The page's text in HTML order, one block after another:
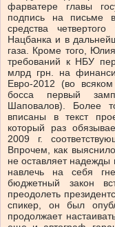
фарватере главы
подпись на письме
средства
Нацбанка и в
газа. Кроме того,
требований к НБУ
млрд грн. на
Евро-2012 (во
босса первый
Шаповалов). Более
вписаны в текст
который раз
2009 г.
Впрочем, как
не оставляет надежды
навлечь на себя
бюджетный закон
преодолеть
спикер, он был
продолжает